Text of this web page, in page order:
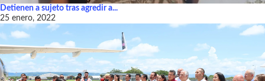
Detienen a sujeto tras agredir a...
25 enero, 2022